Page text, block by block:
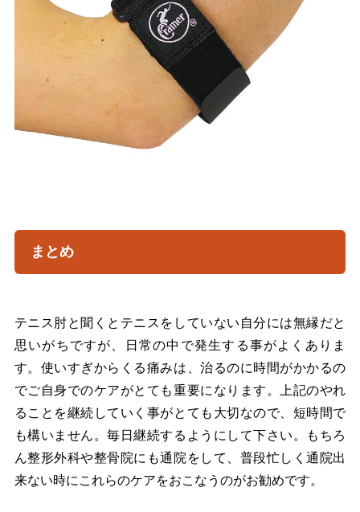
まとめ
テニス肘と聞くとテニスをしていない自分には無縁だと
思いがちですが、日常の中で発生する事がよくありま
す。使いすぎからくる痛みは、治るのに時間がかかるの
でご自身でのケアがとても重要になります。上記のやれ
ることを継続していく事がとても大切なので、短時間で
も構いません。毎日継続するようにして下さい。もちろ
ん整形外科や整骨院にも通院をして、普段忙しく通院出
来ない時にこれらのケアをおこなうのがお勧めです。